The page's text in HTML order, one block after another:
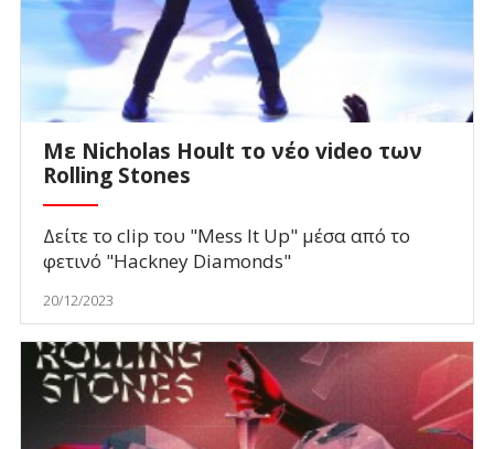
Με Nicholas Hoult το νέο video των
Rolling Stones
Δείτε το clip του "Mess It Up" μέσα από το
φετινό "Hackney Diamonds"
20/12/2023